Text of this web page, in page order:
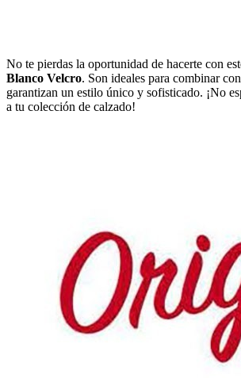
No te pierdas la oportunidad de hacerte con
Blanco Velcro. Son ideales para combinar
garantizan un estilo único y sofisticado. ¡No
a tu colección de calzado!